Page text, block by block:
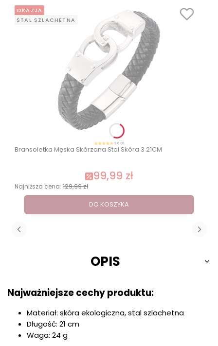
OKAZJA
STAL SZLACHETNA
5.0 (2)
Bransoletka Męska Skórzana Stal Skóra 3 21CM
99,99 zł
Najniższa cena: 129,99 zł
DO KOSZYKA
OPIS
Najważniejsze cechy produktu:
Materiał: skóra ekologiczna, stal szlachetna
Długość: 21 cm
Waga: 24 g